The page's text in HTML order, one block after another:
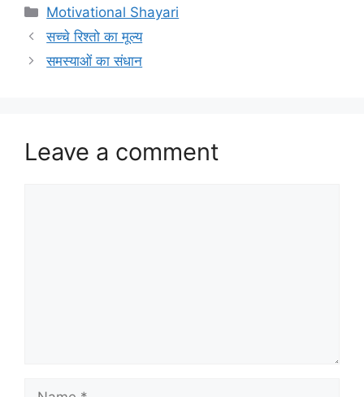
Categories
Motivational Shayari
सच्चे रिश्तो का मूल्य
समस्याओं का संधान
Leave a comment
Name